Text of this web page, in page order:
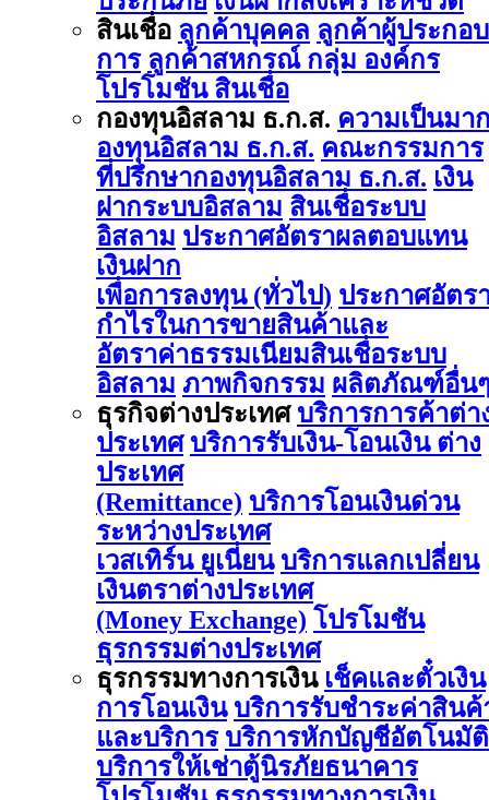
สินเชื่อ ลูกค้าบุคคล ลูกค้าผู้ประกอบ
การ ลูกค้าสหกรณ์ กลุ่ม องค์กร
โปรโมชัน สินเชื่อ
กองทุนอิสลาม ธ.ก.ส. ความเป็นมา
องทุนอิสลาม ธ.ก.ส. คณะกรรมการ
ที่ปรึกษากองทุนอิสลาม ธ.ก.ส. เงิน
ฝากระบบอิสลาม สินเชื่อระบบ
อิสลาม ประกาศอัตราผลตอบแทน
เงินฝาก
เพื่อการลงทุน (ทั่วไป) ประกาศอัตร
กำไรในการขายสินค้าและ
อัตราค่าธรรมเนียมสินเชื่อระบบ
อิสลาม ภาพกิจกรรม ผลิตภัณฑ์อื่น
ธุรกิจต่างประเทศ บริการการค้าต่า
ประเทศ บริการรับเงิน-โอนเงิน ต่าง
ประเทศ
(Remittance) บริการโอนเงินด่วน
ระหว่างประเทศ
เวสเทิร์น ยูเนี่ยน บริการแลกเปลี่ยน
เงินตราต่างประเทศ
(Money Exchange) โปรโมชัน
ธุรกรรมต่างประเทศ
ธุรกรรมทางการเงิน เช็คและตั๋วเงิน
การโอนเงิน บริการรับชำระค่าสินค้
และบริการ บริการหักบัญชีอัตโนมัติ
บริการให้เช่าตู้นิรภัยธนาคาร